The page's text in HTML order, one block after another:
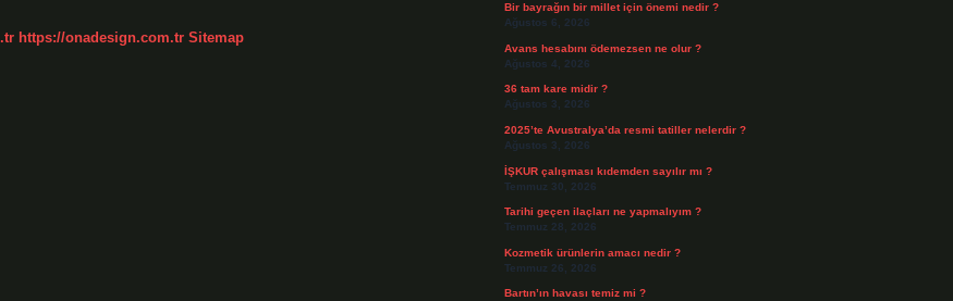
https://onadesign.com.tr Sitemap
Bir bayrağın bir millet için önemi nedir ?
Ağustos 6, 2026
Avans hesabını ödemezsen ne olur ?
Ağustos 4, 2026
36 tam kare midir ?
Ağustos 3, 2026
2025’te Avustralya’da resmi tatiller nelerdir ?
Ağustos 3, 2026
İŞKUR çalışması kıdemden sayılır mı ?
Temmuz 30, 2026
Tarihi geçen ilaçları ne yapmalıyım ?
Temmuz 28, 2026
Kozmetik ürünlerin amacı nedir ?
Temmuz 26, 2026
Bartın’ın havası temiz mi ?